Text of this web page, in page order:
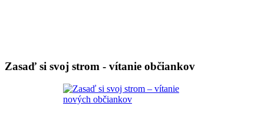
Zasaď si svoj strom - vítanie občiankov